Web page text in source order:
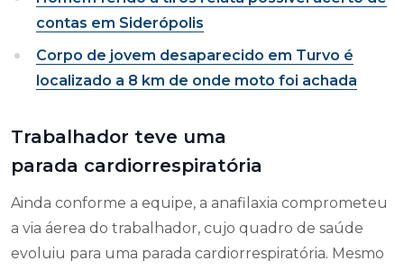
contas em Siderópolis
Corpo de jovem desaparecido em Turvo é
localizado a 8 km de onde moto foi achada
Trabalhador teve uma
parada cardiorrespiratória
Ainda conforme a equipe, a anafilaxia comprometeu
a via áerea do trabalhador, cujo quadro de saúde
evoluiu para uma parada cardiorrespiratória. Mesmo